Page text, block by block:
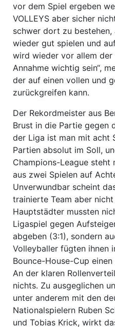
vor dem Spiel ergeben
VOLLEYS aber sicher
schwer dort zu
wieder gut spielen und
wird wieder vor allem
Annahme wichtig sein“,
der auf einen vollen und
zurückgreifen kann.
Der Rekordmeister aus
Brust in die Partie gegen
der Liga ist man mit acht
Partien absolut im Soll,
Champions-League steht
aus zwei Spielen auf
Unverwundbar scheint
trainierte Team aber
Hauptstädter mussten
Ligaspiel gegen
abgeben (3:1), sondern
Volleyballer fügten ihnen
Bounce-House-Cup
An der klaren
nichts. Zu ausgeglichen
unter anderem mit den
Nationalspielern Ruben
und Tobias Krick, wirkt